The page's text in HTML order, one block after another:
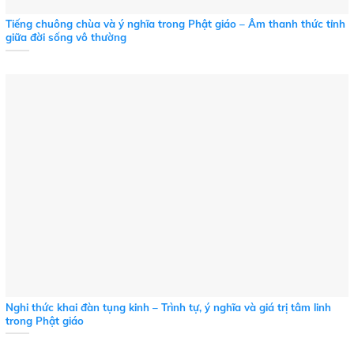
Tiếng chuông chùa và ý nghĩa trong Phật giáo – Âm thanh thức tỉnh
giữa đời sống vô thường
Nghi thức khai đàn tụng kinh – Trình tự, ý nghĩa và giá trị tâm linh
trong Phật giáo